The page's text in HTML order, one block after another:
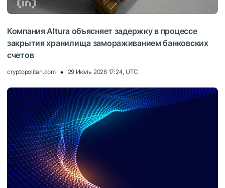
Компания Altura объясняет задержку в процессе
закрытия хранилища замораживанием банковских
счетов
cryptopolitan.com 29 Июль 2026 17:24, UTC